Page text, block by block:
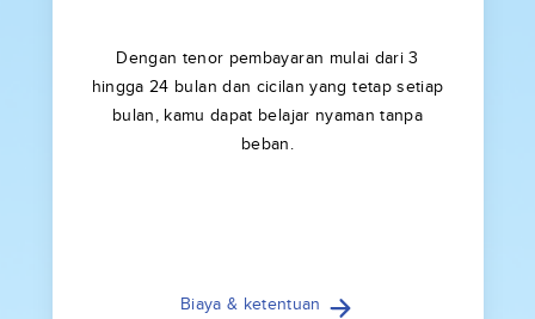
Dengan tenor pembayaran mulai dari 3
hingga 24 bulan dan cicilan yang tetap setiap
bulan, kamu dapat belajar nyaman tanpa
beban.
Biaya & ketentuan